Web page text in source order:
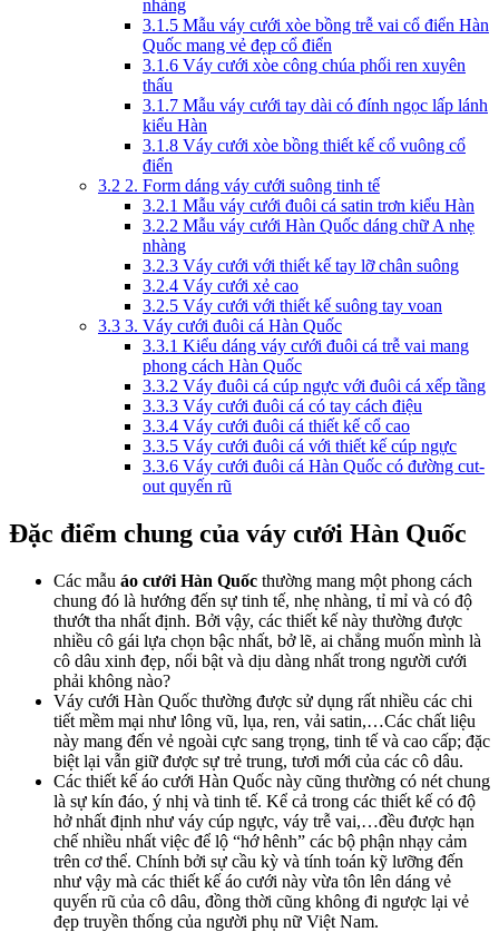
nhàng
3.1.5 Mẫu váy cưới xòe bồng trễ vai cổ điển Hàn
Quốc mang vẻ đẹp cổ điển
3.1.6 Váy cưới xòe công chúa phối ren xuyên
thấu
3.1.7 Mẫu váy cưới tay dài có đính ngọc lấp lánh
kiểu Hàn
3.1.8 Váy cưới xòe bồng thiết kế cổ vuông cổ
điển
3.2 2. Form dáng váy cưới suông tinh tế
3.2.1 Mẫu váy cưới đuôi cá satin trơn kiểu Hàn
3.2.2 Mẫu váy cưới Hàn Quốc dáng chữ A nhẹ
nhàng
3.2.3 Váy cưới với thiết kế tay lỡ chân suông
3.2.4 Váy cưới xẻ cao
3.2.5 Váy cưới với thiết kế suông tay voan
3.3 3. Váy cưới đuôi cá Hàn Quốc
3.3.1 Kiểu dáng váy cưới đuôi cá trễ vai mang
phong cách Hàn Quốc
3.3.2 Váy đuôi cá cúp ngực với đuôi cá xếp tầng
3.3.3 Váy cưới đuôi cá có tay cách điệu
3.3.4 Váy cưới đuôi cá thiết kế cổ cao
3.3.5 Váy cưới đuôi cá với thiết kế cúp ngực
3.3.6 Váy cưới đuôi cá Hàn Quốc có đường cut-
out quyến rũ
Đặc điểm chung của váy cưới Hàn Quốc
Các mẫu áo cưới Hàn Quốc thường mang một phong cách
chung đó là hướng đến sự tinh tế, nhẹ nhàng, tỉ mỉ và có độ
thướt tha nhất định. Bởi vậy, các thiết kế này thường được
nhiều cô gái lựa chọn bậc nhất, bở lẽ, ai chẳng muốn mình là
cô dâu xinh đẹp, nổi bật và dịu dàng nhất trong người cưới
phải không nào?
Váy cưới Hàn Quốc thường được sử dụng rất nhiều các chi
tiết mềm mại như lông vũ, lụa, ren, vải satin,…Các chất liệu
này mang đến vẻ ngoài cực sang trọng, tinh tế và cao cấp; đặc
biệt lại vẫn giữ được sự trẻ trung, tươi mới của các cô dâu.
Các thiết kế áo cưới Hàn Quốc này cũng thường có nét chung
là sự kín đáo, ý nhị và tinh tế. Kể cả trong các thiết kế có độ
hở nhất định như váy cúp ngực, váy trễ vai,…đều được hạn
chế nhiều nhất việc để lộ “hớ hênh” các bộ phận nhạy cảm
trên cơ thể. Chính bởi sự cầu kỳ và tính toán kỹ lưỡng đến
như vậy mà các thiết kế áo cưới này vừa tôn lên dáng vẻ
quyến rũ của cô dâu, đồng thời cũng không đi ngược lại vẻ
đẹp truyền thống của người phụ nữ Việt Nam.